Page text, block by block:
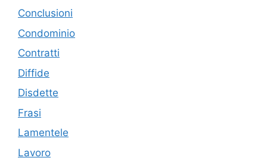
Conclusioni
Condominio
Contratti
Diffide
Disdette
Frasi
Lamentele
Lavoro